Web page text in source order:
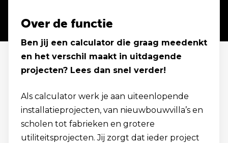
Over de functie
Ben jij een calculator die graag meedenkt
en het verschil maakt in uitdagende
projecten? Lees dan snel verder!
Als calculator werk je aan uiteenlopende
installatieprojecten, van nieuwbouwvilla’s en
scholen tot fabrieken en grotere
utiliteitsprojecten. Jij zorgt dat ieder project